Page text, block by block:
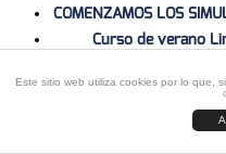
Este sitio web utiliza cookies por lo que,
COMENZAMOS LOS
Curso de verano